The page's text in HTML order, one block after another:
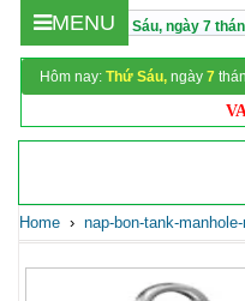
Hôm nay :Thứ Sáu, ngày 7
MENU
Hôm nay: Thứ Sáu, ngày 7
Home › nap-bon-tank-